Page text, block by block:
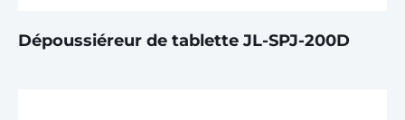
Dépoussiéreur de tablette JL-SPJ-200D